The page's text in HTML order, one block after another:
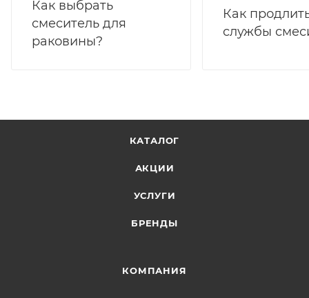
Как выбрать
смеситель для
раковины?
Как
службы
КАТАЛОГ
АКЦИИ
УСЛУГИ
БРЕНДЫ
КОМПАНИЯ